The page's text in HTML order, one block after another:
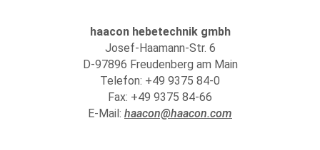
haacon hebetechnik gmbh
Josef-Haamann-Str. 6
D-97896 Freudenberg am Main
Telefon: +49 9375 84-0
Fax: +49 9375 84-66
E-Mail: haacon@haacon.com